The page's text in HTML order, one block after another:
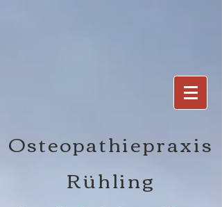
Osteopathiepraxis
Rühling